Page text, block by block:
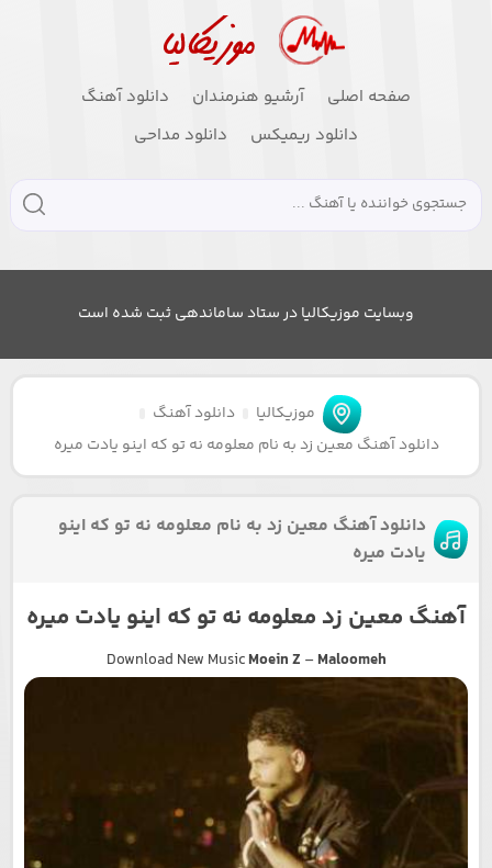
صفحه اصلی آرشیو هنرمندان
دانلود آهنگ
دانلود ریمیکس
دانلود مداحی
وبسایت موزیکالیا در ستاد ساماندهی ثبت شده است
موزیکالیا
دانلود آهنگ
دانلود آهنگ معین زد به نام معلومه نه تو که اینو یادت میره
دانلود آهنگ معین زد به نام معلومه نه تو که اینو
یادت میره
آهنگ معین زد معلومه نه تو که اینو یادت میره
Download New MusicMoein Z – Maloomeh